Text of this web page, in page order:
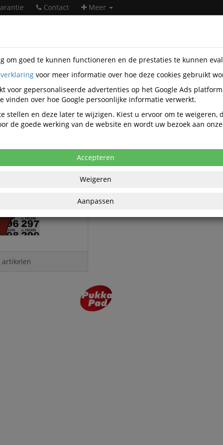
Contact Meer
Pukka Pad
Pad presentatiemiddelen
artikelen
om goed te kunnen functioneren en de prestaties te kunnen
voor meer informatie over hoe deze cookies gebruikt
voor gepersonaliseerde advertenties op het Google Ads
vinden over hoe Google persoonlijke informatie verwerkt.
stellen en deze later te wijzigen. Kiest u ervoor om te weigeren,
de goede werking van de website en wordt uw bezoek aan
Accepteren
Weigeren
Aanpassen